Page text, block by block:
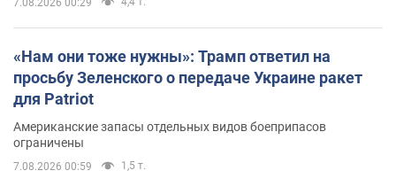
7.08.2026 00:29
«Нам они тоже нужны»: Трамп ответил на
просьбу Зеленского о передаче Украине ракет
для Patriot
Американские запасы отдельных видов боеприпасов
ограничены
7.08.2026 00:59 1,5 т.